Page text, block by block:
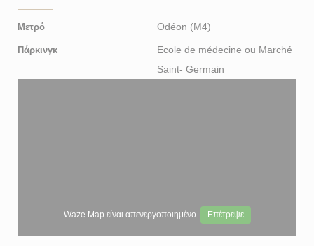
Μετρό Odéon (M4)
Πάρκινγκ
Ecole de médecine ou Marché
Saint- Germain
Waze Map είναι απενεργοποιημένο. Επέτρεψε